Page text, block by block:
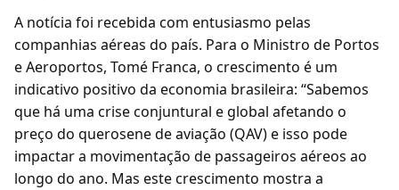
A notícia foi recebida com entusiasmo pelas
companhias aéreas do país. Para o Ministro de Portos
e Aeroportos, Tomé Franca, o crescimento é um
indicativo positivo da economia brasileira: “Sabemos
que há uma crise conjuntural e global afetando o
preço do querosene de aviação (QAV) e isso pode
impactar a movimentação de passageiros aéreos ao
longo do ano. Mas este crescimento mostra a